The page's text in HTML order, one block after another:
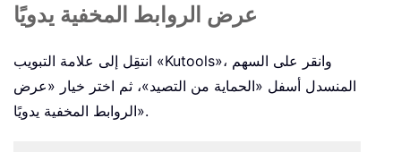
عرض الروابط المخفية يدويًا
انتقِل إلى علامة التبويب «Kutools»، وانقر على السهم
المنسدل أسفل «الحماية من التصيد»، ثم اختر خيار «عرض
الروابط المخفية يدويًا».